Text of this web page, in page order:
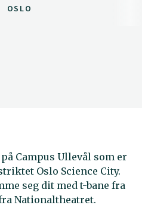
OSLO
Campus Ullevål som er
Oslo Science City.
seg dit med t-bane fra
Nationaltheatret.